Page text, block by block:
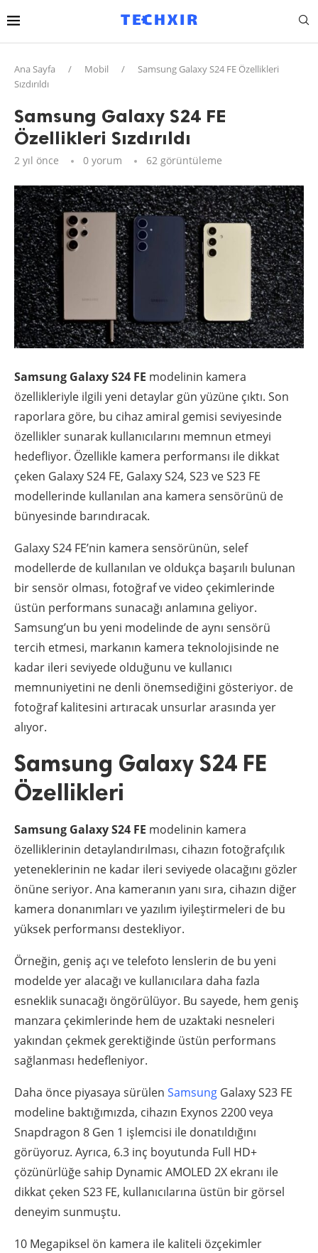
Ana Sayfa / Mobil /
Samsung Galaxy S24 FE Özellikleri
Sızdırıldı
Samsung Galaxy S24 FE
Özellikleri Sızdırıldı
2 yıl önce 0 yorum 62 görüntüleme
Samsung Galaxy S24 FE modelinin kamera
özellikleriyle ilgili yeni detaylar gün yüzüne çıktı. Son
raporlara göre, bu cihaz amiral gemisi seviyesinde
özellikler sunarak kullanıcılarını memnun etmeyi
hedefliyor. Özellikle kamera performansı ile dikkat
çeken Galaxy S24 FE, Galaxy S24, S23 ve S23 FE
modellerinde kullanılan ana kamera sensörünü de
bünyesinde barındıracak.
Galaxy S24 FE’nin kamera sensörünün, selef
modellerde de kullanılan ve oldukça başarılı bulunan
bir sensör olması, fotoğraf ve video çekimlerinde
üstün performans sunacağı anlamına geliyor.
Samsung’un bu yeni modelinde de aynı sensörü
tercih etmesi, markanın kamera teknolojisinde ne
kadar ileri seviyede olduğunu ve kullanıcı
memnuniyetini ne denli önemsediğini gösteriyor. de
fotoğraf kalitesini artıracak unsurlar arasında yer
alıyor.
Samsung Galaxy S24 FE
Özellikleri
Samsung Galaxy S24 FE modelinin kamera
özelliklerinin detaylandırılması, cihazın fotoğrafçılık
yeteneklerinin ne kadar ileri seviyede olacağını gözler
önüne seriyor. Ana kameranın yanı sıra, cihazın diğer
kamera donanımları ve yazılım iyileştirmeleri de bu
yüksek performansı destekliyor.
Örneğin, geniş açı ve telefoto lenslerin de bu yeni
modelde yer alacağı ve kullanıcılara daha fazla
esneklik sunacağı öngörülüyor. Bu sayede, hem geniş
manzara çekimlerinde hem de uzaktaki nesneleri
yakından çekmek gerektiğinde üstün performans
sağlanması hedefleniyor.
Daha önce piyasaya sürülen Samsung Galaxy S23 FE
modeline baktığımızda, cihazın Exynos 2200 veya
Snapdragon 8 Gen 1 işlemcisi ile donatıldığını
görüyoruz. Ayrıca, 6.3 inç boyutunda Full HD+
çözünürlüğe sahip Dynamic AMOLED 2X ekranı ile
dikkat çeken S23 FE, kullanıcılarına üstün bir görsel
deneyim sunmuştu.
10 Megapiksel ön kamera ile kaliteli özçekimler